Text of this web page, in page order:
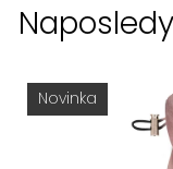
Novinka